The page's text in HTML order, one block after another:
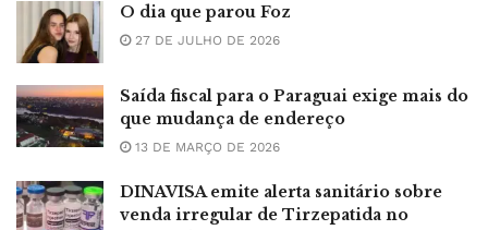
O dia que parou Foz
27 DE JULHO DE 2026
Saída fiscal para o Paraguai exige mais do
que mudança de endereço
13 DE MARÇO DE 2026
DINAVISA emite alerta sanitário sobre
venda irregular de Tirzepatida no